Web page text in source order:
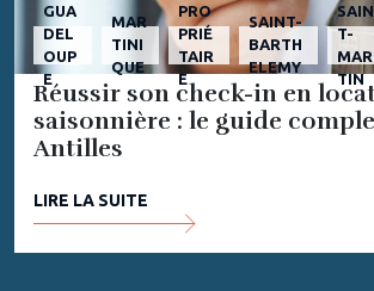
GUA
DEL
OUP
E
MAR
TINI
QUE
PRO
PRIÉ
TAIR
E
SAINT-
BARTH
ELEMY
SAIN
T-
MAR
TIN
Réussir son check-in en
saisonnière : le guide
Antilles
LIRE LA SUITE